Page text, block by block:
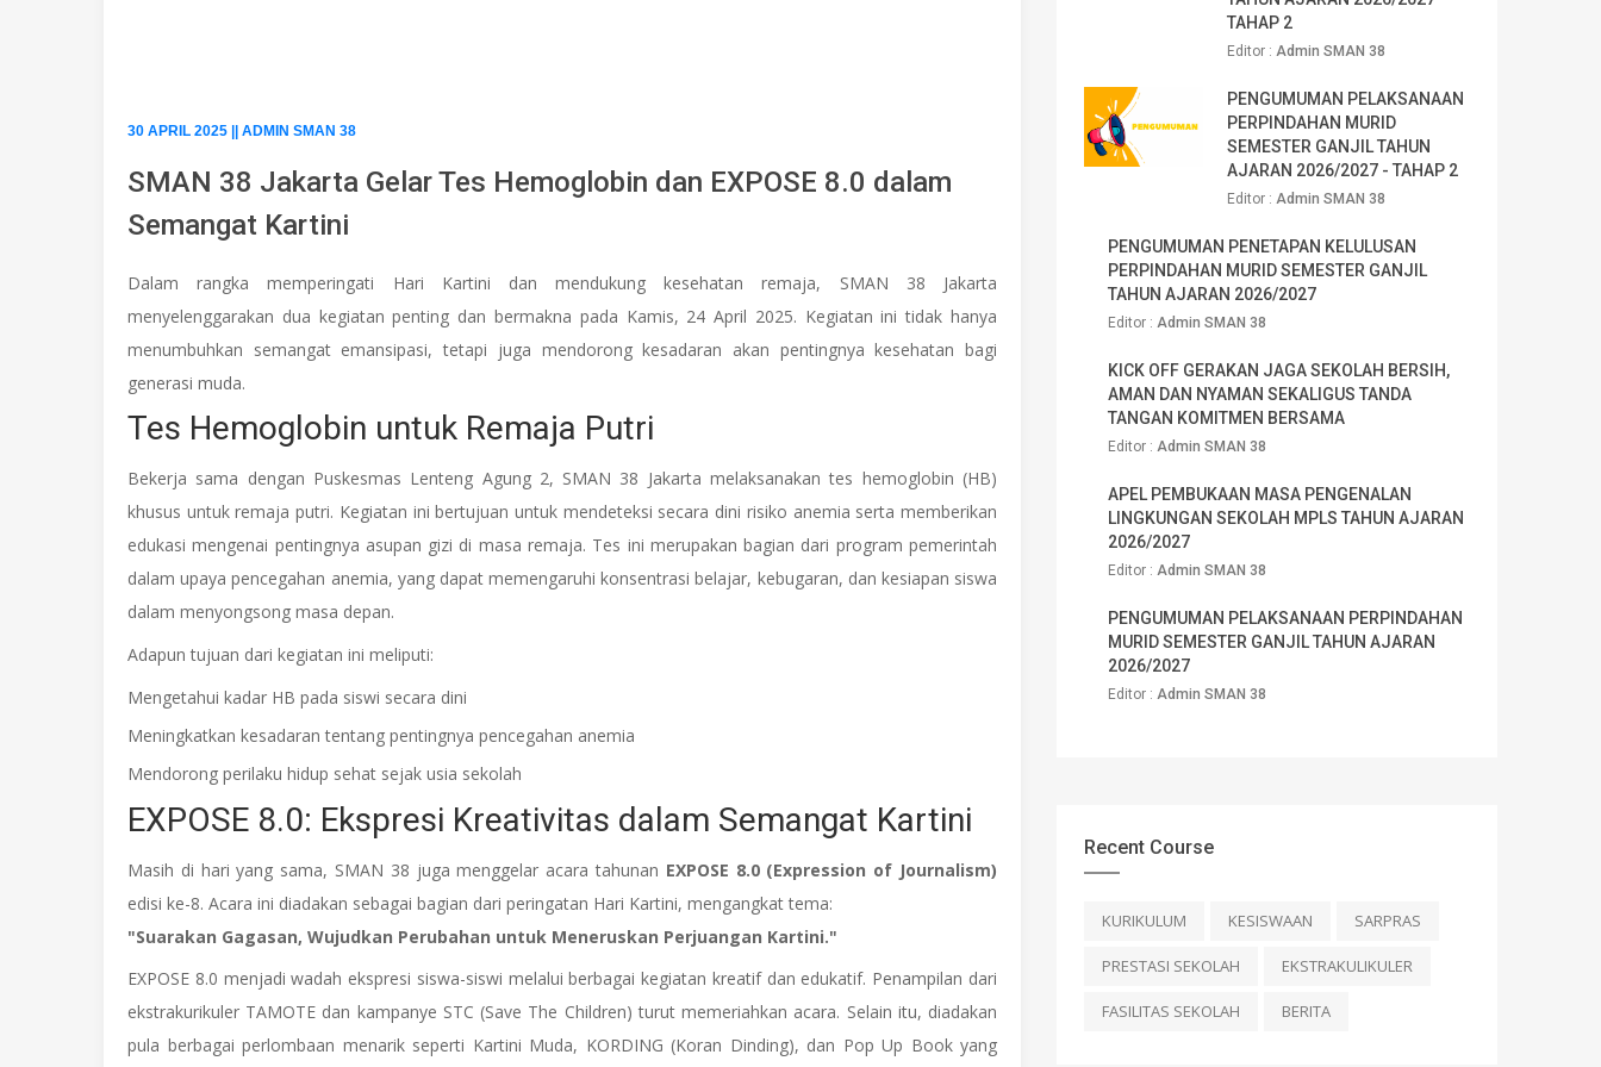
30 APRIL 2025 || ADMIN SMAN 38
SMAN 38 Jakarta Gelar Tes Hemoglobin dan EXPOSE 8.0 dalam
Semangat Kartini
Dalam rangka memperingati Hari Kartini dan mendukung kesehatan remaja, SMAN 38 Jakarta
menyelenggarakan dua kegiatan penting dan bermakna pada Kamis, 24 April 2025. Kegiatan ini tidak hanya
menumbuhkan semangat emansipasi, tetapi juga mendorong kesadaran akan pentingnya kesehatan bagi
generasi muda.
Tes Hemoglobin untuk Remaja Putri
Bekerja sama dengan Puskesmas Lenteng Agung 2, SMAN 38 Jakarta melaksanakan tes hemoglobin (HB)
khusus untuk remaja putri. Kegiatan ini bertujuan untuk mendeteksi secara dini risiko anemia serta memberikan
edukasi mengenai pentingnya asupan gizi di masa remaja. Tes ini merupakan bagian dari program pemerintah
dalam upaya pencegahan anemia, yang dapat memengaruhi konsentrasi belajar, kebugaran, dan kesiapan siswa
dalam menyongsong masa depan.
Adapun tujuan dari kegiatan ini meliputi:
Mengetahui kadar HB pada siswi secara dini
Meningkatkan kesadaran tentang pentingnya pencegahan anemia
Mendorong perilaku hidup sehat sejak usia sekolah
EXPOSE 8.0: Ekspresi Kreativitas dalam Semangat Kartini
Masih di hari yang sama, SMAN 38 juga menggelar acara tahunan EXPOSE 8.0 (Expression of Journalism)
edisi ke-8. Acara ini diadakan sebagai bagian dari peringatan Hari Kartini, mengangkat tema:
"Suarakan Gagasan, Wujudkan Perubahan untuk Meneruskan Perjuangan Kartini."
EXPOSE 8.0 menjadi wadah ekspresi siswa-siswi melalui berbagai kegiatan kreatif dan edukatif. Penampilan dari
ekstrakurikuler TAMOTE dan kampanye STC (Save The Children) turut memeriahkan acara. Selain itu, diadakan
pula berbagai perlombaan menarik seperti Kartini Muda, KORDING (Koran Dinding), dan Pop Up Book yang
TAHAP 2
Editor : Admin SMAN 38
PENGUMUMAN PELAKSANAAN
PERPINDAHAN MURID
SEMESTER GANJIL TAHUN
AJARAN 2026/2027 - TAHAP 2
Editor : Admin SMAN 38
PENGUMUMAN PENETAPAN KELULUSAN
PERPINDAHAN MURID SEMESTER GANJIL
TAHUN AJARAN 2026/2027
Editor : Admin SMAN 38
KICK OFF GERAKAN JAGA SEKOLAH BERSIH,
AMAN DAN NYAMAN SEKALIGUS TANDA
TANGAN KOMITMEN BERSAMA
Editor : Admin SMAN 38
APEL PEMBUKAAN MASA PENGENALAN
LINGKUNGAN SEKOLAH MPLS TAHUN AJARAN
2026/2027
Editor : Admin SMAN 38
PENGUMUMAN PELAKSANAAN PERPINDAHAN
MURID SEMESTER GANJIL TAHUN AJARAN
2026/2027
Editor : Admin SMAN 38
Recent Course
KURIKULUM KESISWAAN SARPRAS
PRESTASI SEKOLAH EKSTRAKULIKULER
FASILITAS SEKOLAH BERITA